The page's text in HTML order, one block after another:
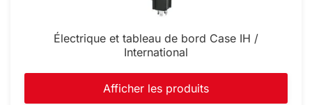
Électrique et tableau de bord Case IH /
International
Afficher les produits